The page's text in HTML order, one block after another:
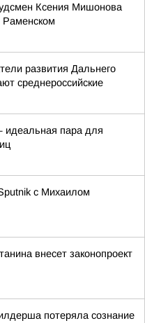
Ксения Мишонова
Раменском
развития Дальнего
среднероссийские
идеальная пара для
с Михаилом
внесет законопроект
потеряла сознание